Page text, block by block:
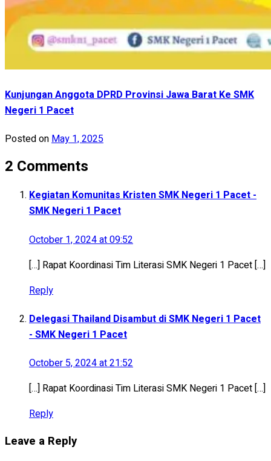
Kunjungan Anggota DPRD Provinsi Jawa Barat Ke SMK
Negeri 1 Pacet
Posted onMay 1, 2025
2 Comments
Kegiatan Komunitas Kristen SMK Negeri 1 Pacet -
SMK Negeri 1 Pacet
October 1, 2024 at 09:52
[…] Rapat Koordinasi Tim Literasi SMK Negeri 1 Pacet […]
Reply
Delegasi Thailand Disambut di SMK Negeri 1 Pacet
- SMK Negeri 1 Pacet
October 5, 2024 at 21:52
[…] Rapat Koordinasi Tim Literasi SMK Negeri 1 Pacet […]
Reply
Leave a Reply